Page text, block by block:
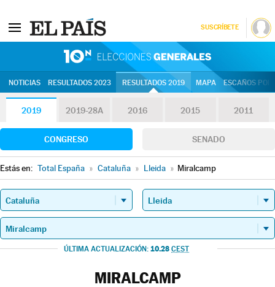
SUSCRÍBETE
NOTICIAS RESULTADOS 2023 RESULTADOS 2019 MAPA ESCAÑOS
2019 2019-28A 2016 2015 2011
CONGRESO SENADO
Estás en: Total España » Cataluña » Lleida » Miralcamp
ÚLTIMA ACTUALIZACIÓN: 10.28 CEST
MIRALCAMP